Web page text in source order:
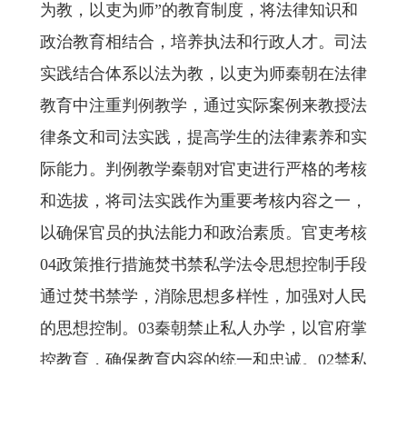
为教，以吏为师”的教育制度，将法律知识和
政治教育相结合，培养执法和行政人才。司法
实践结合体系以法为教，以吏为师秦朝在法律
教育中注重判例教学，通过实际案例来教授法
律条文和司法实践，提高学生的法律素养和实
际能力。判例教学秦朝对官吏进行严格的考核
和选拔，将司法实践作为重要考核内容之一，
以确保官员的执法能力和政治素质。官吏考核
04政策推行措施焚书禁私学法令思想控制手段
通过焚书禁学，消除思想多样性，加强对人民
的思想控制。03秦朝禁止私人办学，以官府掌
控教育，确保教育内容的统一和忠诚。02禁私